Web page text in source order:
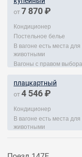
от 7 870 ₽
Кондиционер
Постельное белье
В вагоне есть места
животными
Вагоны с правом
плацкартный
от 4 546 ₽
Кондиционер
В вагоне есть места
животными